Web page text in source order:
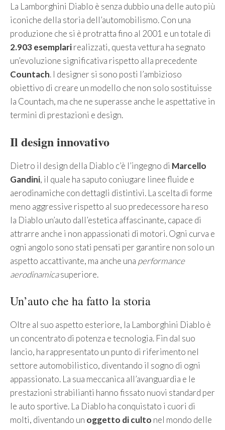
La Lamborghini Diablo è senza dubbio una delle auto più
iconiche della storia dell’automobilismo. Con una
produzione che si è protratta fino al 2001 e un totale di
2.903 esemplarirealizzati, questa vettura ha segnato
un’evoluzione significativa rispetto alla precedente
Countach. I designer si sono posti l’ambizioso
obiettivo di creare un modello che non solo sostituisse
la Countach, ma che ne superasse anche le aspettative in
termini di prestazioni e design.
Il design innovativo
Dietro il design della Diablo c’è l’ingegno di Marcello
Gandini, il quale ha saputo coniugare linee fluide e
aerodinamiche con dettagli distintivi. La scelta di forme
meno aggressive rispetto al suo predecessore ha reso
la Diablo un’auto dall’estetica affascinante, capace di
attrarre anche i non appassionati di motori. Ogni curva e
ogni angolo sono stati pensati per garantire non solo un
aspetto accattivante, ma anche una performance
aerodinamicasuperiore.
Un’auto che ha fatto la storia
Oltre al suo aspetto esteriore, la Lamborghini Diablo è
un concentrato di potenza e tecnologia. Fin dal suo
lancio, ha rappresentato un punto di riferimento nel
settore automobilistico, diventando il sogno di ogni
appassionato. La sua meccanica all’avanguardia e le
prestazioni strabilianti hanno fissato nuovi standard per
le auto sportive. La Diablo ha conquistato i cuori di
molti, diventando un oggetto di culto nel mondo delle